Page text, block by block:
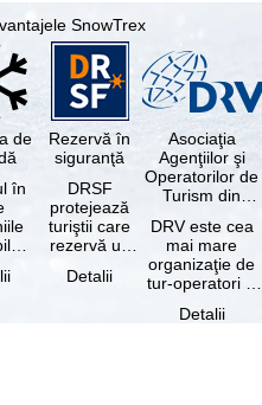
SnowTrex
de
în
ul
Rezervă în
siguranţă
DRSF
protejează
turiştii care
rezervă un
sau servicii
Detalii
Asociaţia
Agenţiilor şi
Operatorilor de
Turism din
DRV este cea
mai mare
organizaţie de
tur-operatori şi
turism din
Detalii